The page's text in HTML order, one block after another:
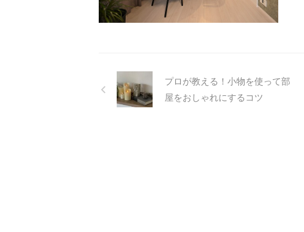
プロが教える！小物を使って部
屋をおしゃれにするコツ